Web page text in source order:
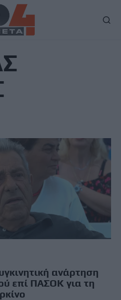
ανάρτηση
επί ΠΑΣΟΚ για τη